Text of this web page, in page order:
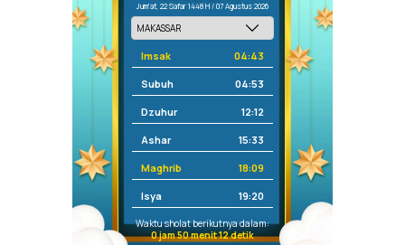
Jum'at, 22 Safar 1448 H / 07 Agustus 2026
Imsak 04:43
Subuh 04:53
Dzuhur 12:12
Ashar 15:33
Maghrib 18:09
Isya 19:20
Waktu sholat berikutnya dalam:
0 jam 50 menit 12 detik